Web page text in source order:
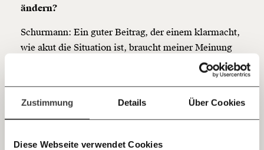
Zustimmung Details Über Cookies
Diese Webseite verwendet Cookies
Hier unsere IBAN: AT34 4300 0498 0007 6017
Kontoinhaber: Momentum Institut - Verein für
sozialen Fortschritt
Jetzt
einfach
teilen.
ändern?
Schurmann: Ein guter Beitrag, der einem klarmacht,
wie akut die Situation ist, braucht meiner Meinung
nach drei Komponenten. Fehlt eine, kann man das
Beschriebene oft weiterhin als reine Szenarien oder
die Situation heute, möglichst ein "Bigger Picture",
Dürre gibt, sondern die Dürre, das Niedrigwasser, die